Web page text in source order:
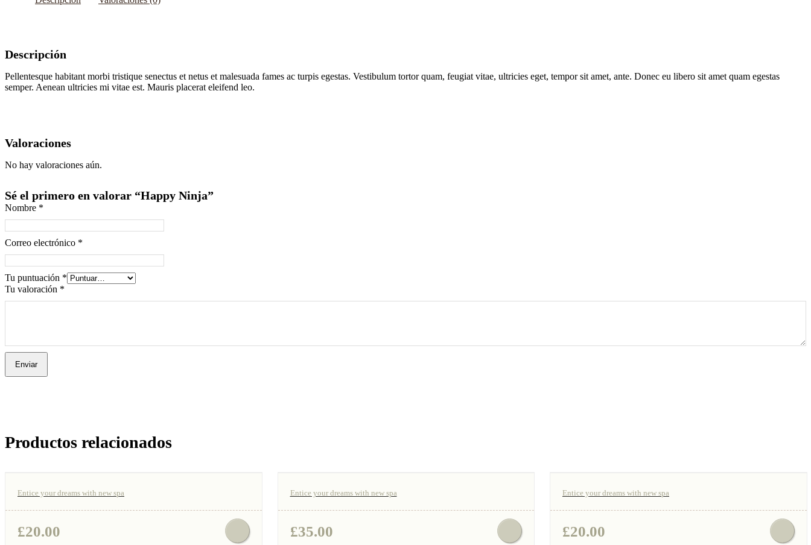
Descripción
Pellentesque habitant morbi tristique senectus et netus et malesuada fames ac turpis egestas. Vestibulum tortor quam, feugiat vitae, ultricies eget, tempor sit amet, ante. Donec eu libero sit amet quam egestas
semper. Aenean ultricies mi vitae est. Mauris placerat eleifend leo.
Valoraciones
No hay valoraciones aún.
Sé el primero en valorar “Happy Ninja”
Nombre *
Correo electrónico *
Tu puntuación *
Tu valoración *
Productos relacionados
Entice your dreams with new spa
£20.00
Entice your dreams with new spa
£35.00
Entice your dreams with new spa
£20.00